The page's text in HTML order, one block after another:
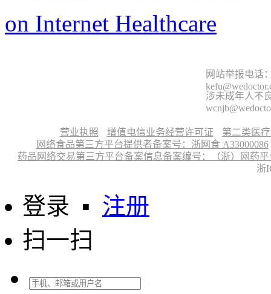
on Internet Healthcare
网站举报电话
涉未成年人不
营业执照 增值电信业务经营许可证
第二类医
网络食品第三方平台提供者备案号：浙网食 A33000086
药品网络交易第三方平台备案信息备案编号：（浙）网药平
浙
登录 ▪ 注册
扫一扫